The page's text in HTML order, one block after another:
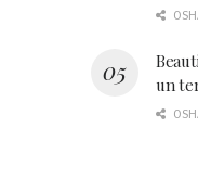
0
un
0